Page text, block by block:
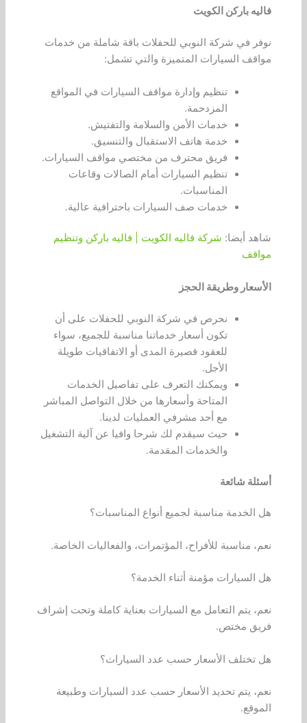
فاليه باركن الكويت
نوفر في شركة النوبي للحفلات باقة شاملة من خدمات
مواقف السيارات المتميزة والتي تشمل:
تنظيم وإدارة مواقف السيارات في المواقع
المزدحمة.
خدمات الأمن والسلامة والتفتيش.
خدمة هاتف الاستقبال والتنسيق.
فريق محترف من مختصي مواقف السيارات.
تنظيم السيارات أمام الصالات وقاعات
المناسبات.
خدمات صف السيارات باحترافية عالية.
شاهد أيضا: شركة فاليه الكويت | فاليه باركن وتنظيم
مواقف
الأسعار وطريقة الحجز
نحرص في شركة النوبي للحفلات على أن
تكون أسعار خدماتنا مناسبة للجميع، سواء
للعقود قصيرة المدى أو الاتفاقيات طويلة
الأجل.
ويمكنك التعرف على تفاصيل الخدمات
المتاحة وأسعارها من خلال التواصل المباشر
مع أحد مشرفي العمليات لدينا.
حيث سيقدم لك شرحا وافيا عن آلية التشغيل
والخدمات المقدمة.
أسئلة شائعة
هل الخدمة مناسبة لجميع أنواع المناسبات؟
نعم، مناسبة للأفراح، المؤتمرات، والفعاليات الخاصة.
هل السيارات مؤمنة أثناء الخدمة؟
نعم، يتم التعامل مع السيارات بعناية كاملة وتحت إشراف
فريق مختص.
هل تختلف الأسعار حسب عدد السيارات؟
نعم، يتم تحديد الأسعار حسب عدد السيارات وطبيعة
الموقع.